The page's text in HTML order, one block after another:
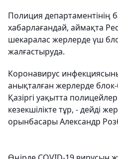
Полиция департаментінің
хабарлағандай, аймақта
шекаралас жерлерде үш
жалғастыруда.
Коронавирус
анықталған жерлерде
Қазіргі уақытта
кезекшілікте тұр, - дейді
орынбасары Александр